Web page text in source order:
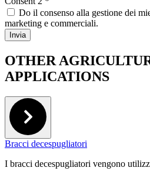
Do il consenso alla gestione dei
marketing e commerciali.
OTHER
APPLICATIONS
Bracci decespugliatori
I bracci decespugliatori vengono